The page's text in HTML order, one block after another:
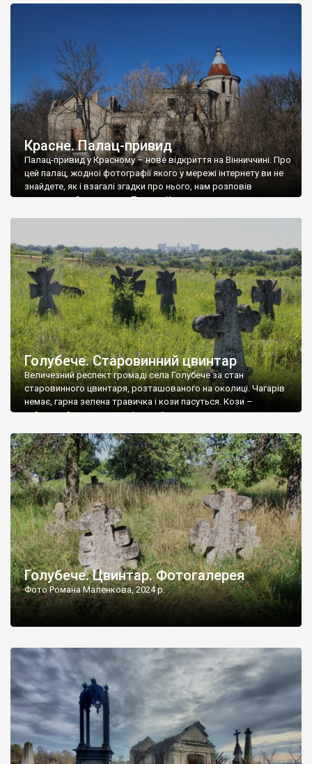
Красне. Палац-привид
Палац-привид у Красному – нове відкриття на Вінниччині. Про
цей палац, жодної фотографії якого у мережі інтернету ви не
знайдете, як і взагалі згадки про нього, нам розповів
мешканець Самгородка. Палац у Красному вразив не лише
Голубече. Старовинний цвинтар
Величезний респект громаді села Голубече за стан
старовинного цвинтаря, розташованого на околиці. Чагарів
немає, гарна зелена травичка і кози пасуться. Кози –
найкращий регулятор шкідливої, для старих кладовищ,
бруньками, кози ті бруньки обгризають, бо то улюблений
делікатес. На цвинтарі у Голубечому ціла колекція
різноманітних форм хрестів. Село відносно невелике, […]
Голубече. Цвинтар. Фотогалерея
Фото Романа Маленкова, 2024 р.